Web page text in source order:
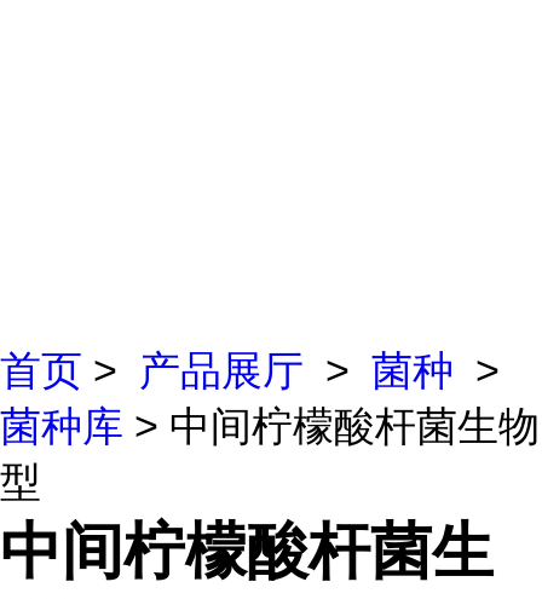
首页 > 产品展厅 > 菌种 >
菌种库 > 中间柠檬酸杆菌生物
型
中间柠檬酸杆菌生